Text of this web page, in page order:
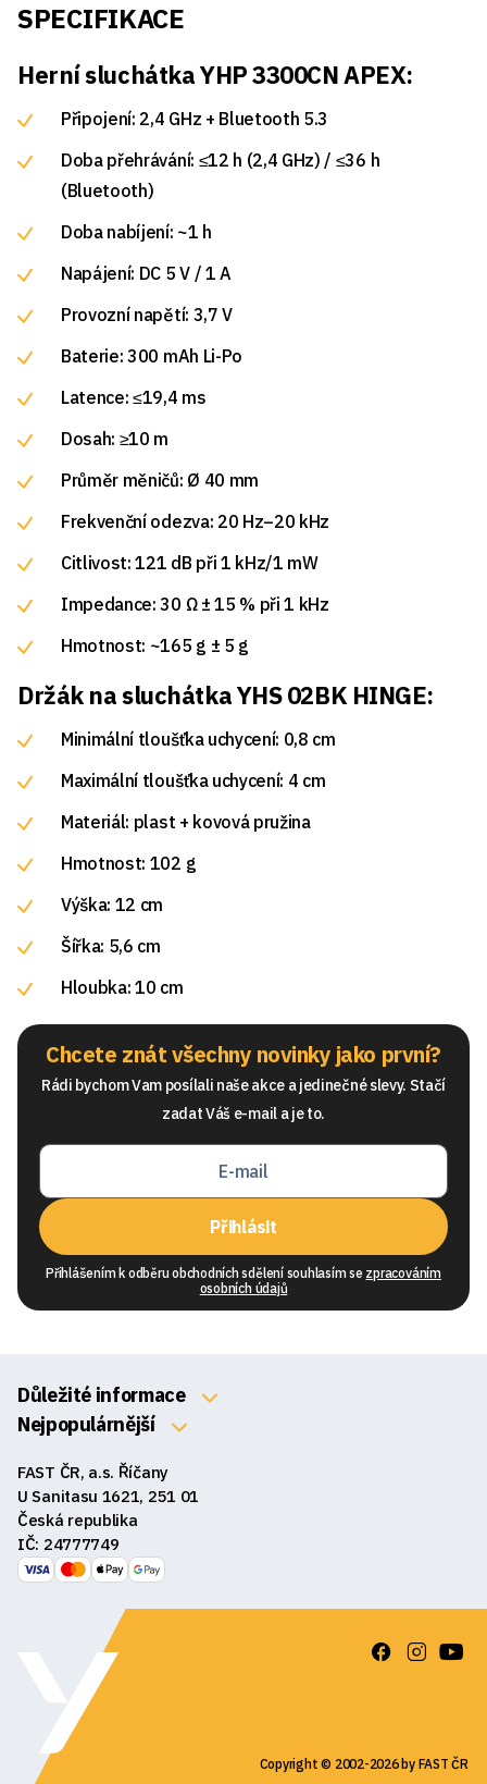
SPECIFIKACE
Herní sluchátka YHP 3300CN APEX:
Připojení: 2,4 GHz + Bluetooth 5.3
Doba přehrávání: ≤12 h (2,4 GHz) / ≤36 h
(Bluetooth)
Doba nabíjení: ~1 h
Napájení: DC 5 V / 1 A
Provozní napětí: 3,7 V
Baterie: 300 mAh Li-Po
Latence: ≤19,4 ms
Dosah: ≥10 m
Průměr měničů: Ø 40 mm
Frekvenční odezva: 20 Hz–20 kHz
Citlivost: 121 dB při 1 kHz/1 mW
Impedance: 30 Ω ± 15 % při 1 kHz
Hmotnost: ~165 g ± 5 g
Držák na sluchátka YHS 02BK HINGE:
Minimální tloušťka uchycení: 0,8 cm
Maximální tloušťka uchycení: 4 cm
Materiál: plast + kovová pružina
Hmotnost: 102 g
Výška: 12 cm
Šířka: 5,6 cm
Hloubka: 10 cm
Chcete znát všechny novinky jako první?
Rádi bychom Vam posílali naše akce a jedinečné slevy. Stačí
zadat Váš e-mail a je to.
Přihlásit
Přihlášením k odběru obchodních sdělení souhlasím se zpracováním
osobních údajů
Důležité informace
O nás
Obchodní podmínky
Reklamace a vrácení zboží
GDPR
Nejpopulárnější
Sluchátka
Reproduktory
FAST ČR, a.s. Říčany
U Sanitasu 1621, 251 01
Česká republika
IČ: 24777749
Copyright © 2002-2026 by FAST ČR